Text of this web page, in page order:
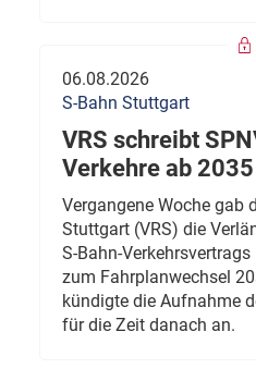
06.08.2026
S-Bahn Stuttgart
VRS schreibt
Verkehre ab
Vergangene Woche gab
Stuttgart (VRS) die
S-Bahn-
zum Fahrplanwechsel
kündigte die Aufnahme
für die Zeit danach an.